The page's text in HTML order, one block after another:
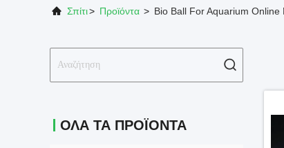
Σπίτι> Προϊόντα > Bio Ball For Aquarium
ΟΛΑ ΤΑ ΠΡΟΪΌΝΤΑ